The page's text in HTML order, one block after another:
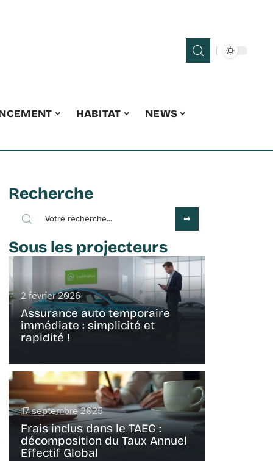
HABITAT NEWS
Recherche
Sous les projecteurs
2 février 2026
Assurance auto temporaire
immédiate : simplicité et
rapidité !
17 septembre 2025
Frais inclus dans le TAEG :
décomposition du Taux Annuel
Effectif Global